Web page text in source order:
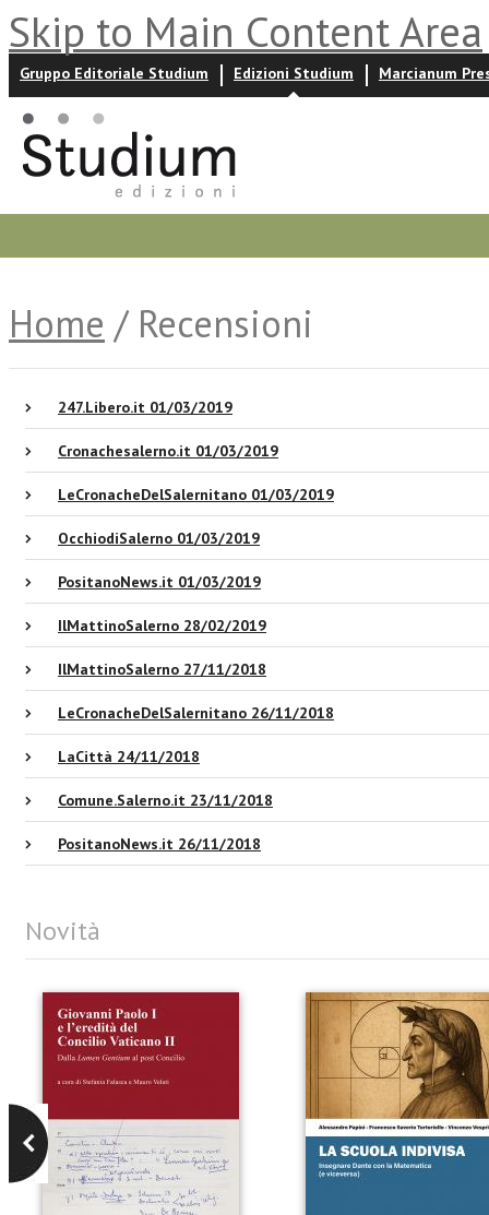
Skip to Main Content Area
Gruppo Editoriale Studium Edizioni Studium Marcianum
Home / Recensioni
247.Libero.it 01/03/2019
Cronachesalerno.it 01/03/2019
LeCronacheDelSalernitano 01/03/2019
OcchiodiSalerno 01/03/2019
PositanoNews.it 01/03/2019
IlMattinoSalerno 28/02/2019
IlMattinoSalerno 27/11/2018
LeCronacheDelSalernitano 26/11/2018
LaCittà 24/11/2018
Comune.Salerno.it 23/11/2018
PositanoNews.it 26/11/2018
Novità